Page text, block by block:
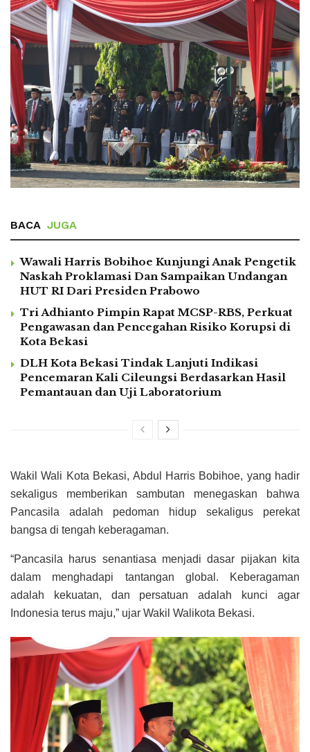
BACA JUGA
Wawali Harris Bobihoe Kunjungi Anak Pengetik
Naskah Proklamasi Dan Sampaikan Undangan
HUT RI Dari Presiden Prabowo
Tri Adhianto Pimpin Rapat MCSP-RBS, Perkuat
Pengawasan dan Pencegahan Risiko Korupsi di
Kota Bekasi
DLH Kota Bekasi Tindak Lanjuti Indikasi
Pencemaran Kali Cileungsi Berdasarkan Hasil
Pemantauan dan Uji Laboratorium
Wakil Wali Kota Bekasi, Abdul Harris Bobihoe, yang hadir
sekaligus memberikan sambutan menegaskan bahwa
Pancasila adalah pedoman hidup sekaligus perekat
bangsa di tengah keberagaman.
“Pancasila harus senantiasa menjadi dasar pijakan kita
dalam menghadapi tantangan global. Keberagaman
adalah kekuatan, dan persatuan adalah kunci agar
Indonesia terus maju,” ujar Wakil Walikota Bekasi.